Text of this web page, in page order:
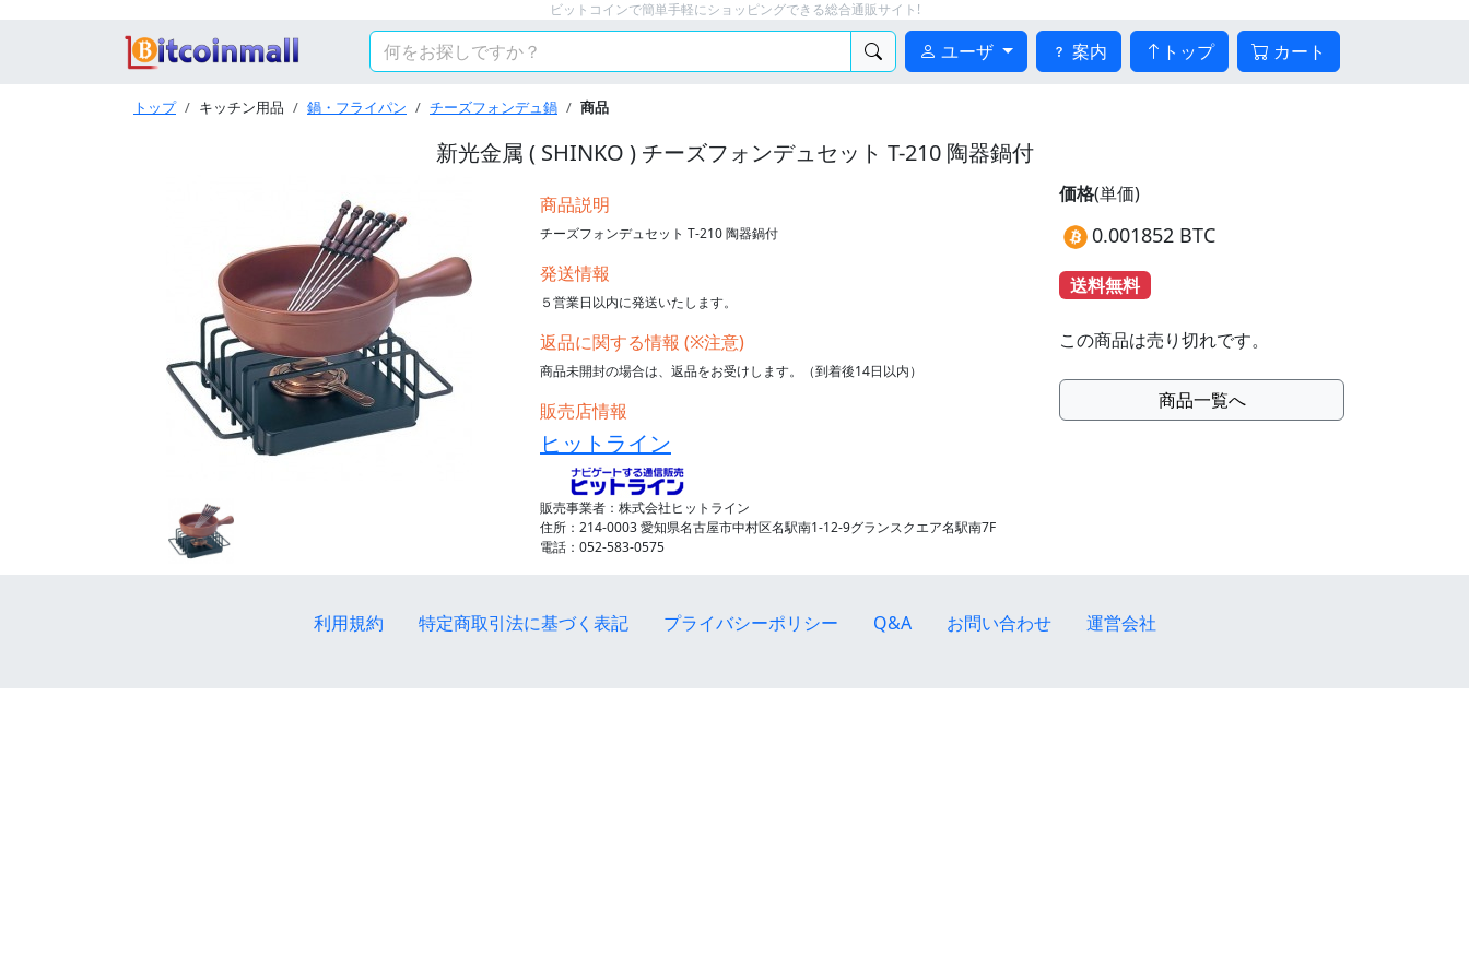
ビットコインで簡単手軽にショッピングできる総合通販サイト!
ユーザ 案内 トップ カート
トップ キッチン用品 鍋・フライパン チーズフォンデュ鍋 商品
新光金属 ( SHINKO ) チーズフォンデュセット T-210 陶器鍋付
商品説明
チーズフォンデュセット T-210 陶器鍋付
発送情報
５営業日以内に発送いたします。
返品に関する情報 (※注意)
商品未開封の場合は、返品をお受けします。（到着後14日以内）
販売店情報
ヒットライン
販売事業者：株式会社ヒットライン
住所：214-0003 愛知県名古屋市中村区名駅南1-12-9グランスクエア名駅南7F
電話：052-583-0575
価格(単価)
0.001852 BTC
送料無料
この商品は売り切れです。
商品一覧へ
利用規約 特定商取引法に基づく表記 プライバシーポリシー Q&A お問い合わせ 運営会社